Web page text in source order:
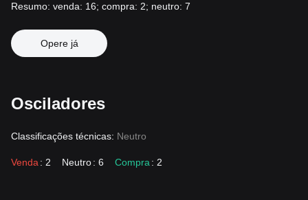
Resumo: venda: 16; compra: 2; neutro: 7
Opere já
Osciladores
Classificações técnicas: Neutro
Venda : 2 Neutro: 6 Compra : 2